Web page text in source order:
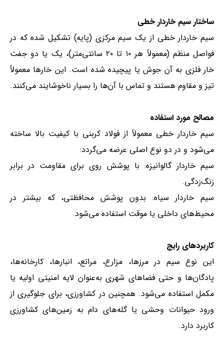
ساختار سیم خاردار خطی
سیم خاردار خطی از یک سیم مرکزی (پایه) تشکیل شده که در
فواصل منظم (معمولاً هر ۱۰ تا ۲۰ سانتی‌متر)، یک یا دو جفت
خار فلزی به آن جوش یا پیچیده شده است. این خارها معمولاً
تیز و مقاوم هستند و تماس با آن‌ها را بسیار ناخوشایند می‌کنند.
مصالح مورد استفاده
سیم خاردار خطی معمولاً از فولاد کربنی با کیفیت بالا ساخته
می‌شود و در دو نوع اصلی عرضه می‌گردد:
سیم خاردار گالوانیزه: با پوشش روی برای مقاومت در برابر
زنگ‌زدگی.
سیم خاردار سیاه: بدون پوشش محافظتی، که بیشتر در
محیط‌های داخلی یا موقت استفاده می‌شود.
کاربردهای رایج
این نوع سیم در مرزها، مزارع، مراتع، انبارها، کارخانه‌ها،
پادگان‌ها و حتی فضاهای شهری به‌عنوان لایه امنیتی اولیه یا
مکمل استفاده می‌شود. همچنین در کشاورزی، برای جلوگیری از
ورود حیوانات وحشی یا گله‌های دام به زمین‌های کشاورزی
کاربرد دارد.